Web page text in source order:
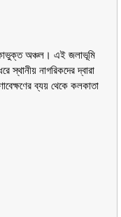
অঞ্চল। এই জলাভূমি
নাগরিকদের দ্বারা
ব্যয় থেকে কলকাতা